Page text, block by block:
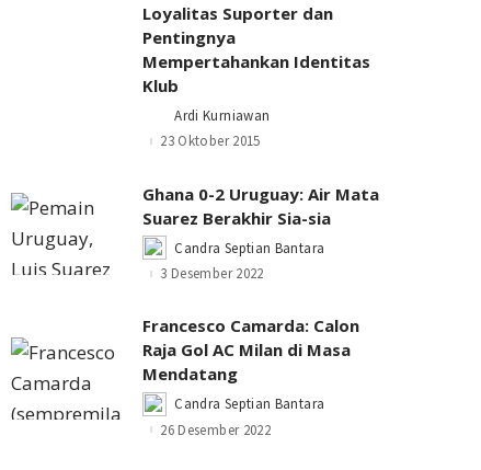
Loyalitas Suporter dan
Pentingnya
Mempertahankan Identitas
Klub
Posted
by
Ardi Kurniawan
23 Oktober 2015
Ghana 0-2 Uruguay: Air Mata
Suarez Berakhir Sia-sia
Posted
by
Candra Septian Bantara
3 Desember 2022
Francesco Camarda: Calon
Raja Gol AC Milan di Masa
Mendatang
Posted
by
Candra Septian Bantara
26 Desember 2022